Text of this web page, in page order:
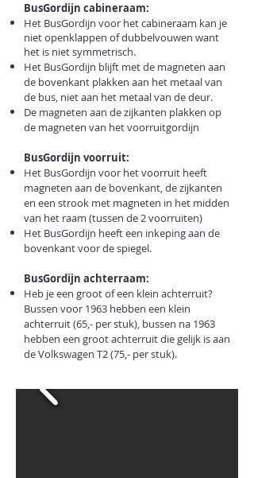
BusGordijn cabineraam:
Het BusGordijn voor het cabineraam kan je
niet openklappen of dubbelvouwen want
het is niet symmetrisch.
Het BusGordijn blijft met de magneten aan
de bovenkant plakken aan het metaal van
de bus, niet aan het metaal van de deur.
De magneten aan de zijkanten plakken op
de magneten van het voorruitgordijn
BusGordijn voorruit:
Het BusGordijn voor het voorruit heeft
magneten aan de bovenkant, de zijkanten
en een strook met magneten in het midden
van het raam (tussen de 2 voorruiten)
Het BusGordijn heeft een inkeping aan de
bovenkant voor de spiegel.
BusGordijn achterraam:
Heb je een groot of een klein achterruit?
Bussen voor 1963 hebben een klein
achterruit (65,- per stuk), bussen na 1963
hebben een groot achterruit die gelijk is aan
de Volkswagen T2 (75,- per stuk).